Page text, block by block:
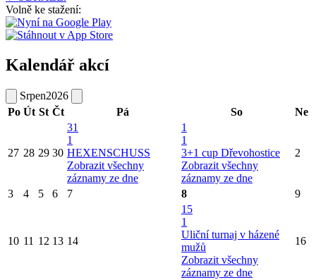
Volně ke stažení:
Kalendář akcí
Srpen2026
Po Út St Čt Pá So Ne
27 28 29 30
31
1
HEXENSCHUSS
Zobrazit všechny
záznamy ze dne
1
1
3+1 cup Dřevohostice
Zobrazit všechny
záznamy ze dne
2
3 4 5 6 7 8 9
10 11 12 13 14
15
1
Uliční turnaj v házené
mužů
Zobrazit všechny
záznamy ze dne
16